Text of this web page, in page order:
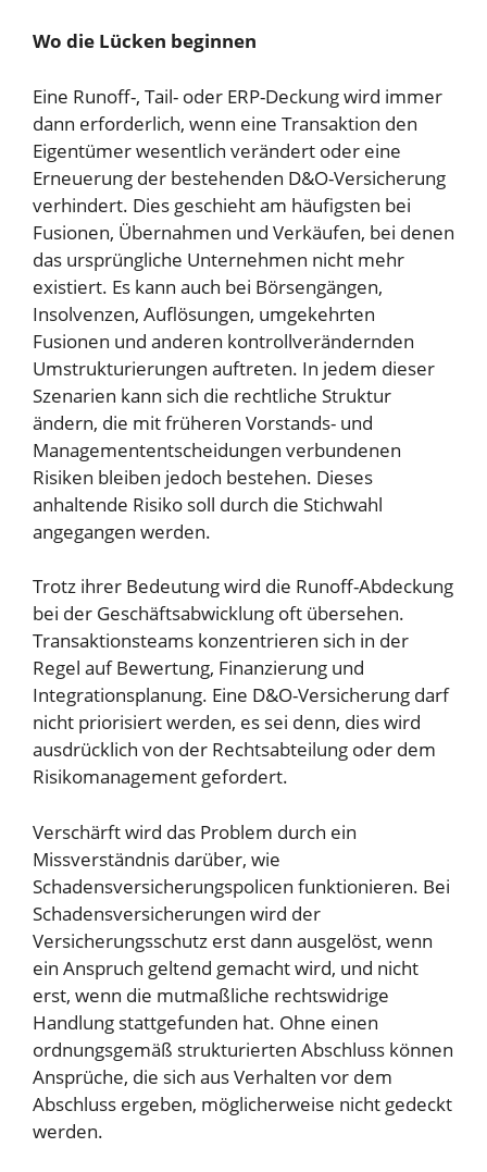
Wo die Lücken beginnen
Eine Runoff-, Tail- oder ERP-Deckung wird immer
dann erforderlich, wenn eine Transaktion den
Eigentümer wesentlich verändert oder eine
Erneuerung der bestehenden D&O-Versicherung
verhindert. Dies geschieht am häufigsten bei
Fusionen, Übernahmen und Verkäufen, bei denen
das ursprüngliche Unternehmen nicht mehr
existiert. Es kann auch bei Börsengängen,
Insolvenzen, Auflösungen, umgekehrten
Fusionen und anderen kontrollverändernden
Umstrukturierungen auftreten. In jedem dieser
Szenarien kann sich die rechtliche Struktur
ändern, die mit früheren Vorstands- und
Managemententscheidungen verbundenen
Risiken bleiben jedoch bestehen. Dieses
anhaltende Risiko soll durch die Stichwahl
angegangen werden.
Trotz ihrer Bedeutung wird die Runoff-Abdeckung
bei der Geschäftsabwicklung oft übersehen.
Transaktionsteams konzentrieren sich in der
Regel auf Bewertung, Finanzierung und
Integrationsplanung. Eine D&O-Versicherung darf
nicht priorisiert werden, es sei denn, dies wird
ausdrücklich von der Rechtsabteilung oder dem
Risikomanagement gefordert.
Verschärft wird das Problem durch ein
Missverständnis darüber, wie
Schadensversicherungspolicen funktionieren. Bei
Schadensversicherungen wird der
Versicherungsschutz erst dann ausgelöst, wenn
ein Anspruch geltend gemacht wird, und nicht
erst, wenn die mutmaßliche rechtswidrige
Handlung stattgefunden hat. Ohne einen
ordnungsgemäß strukturierten Abschluss können
Ansprüche, die sich aus Verhalten vor dem
Abschluss ergeben, möglicherweise nicht gedeckt
werden.